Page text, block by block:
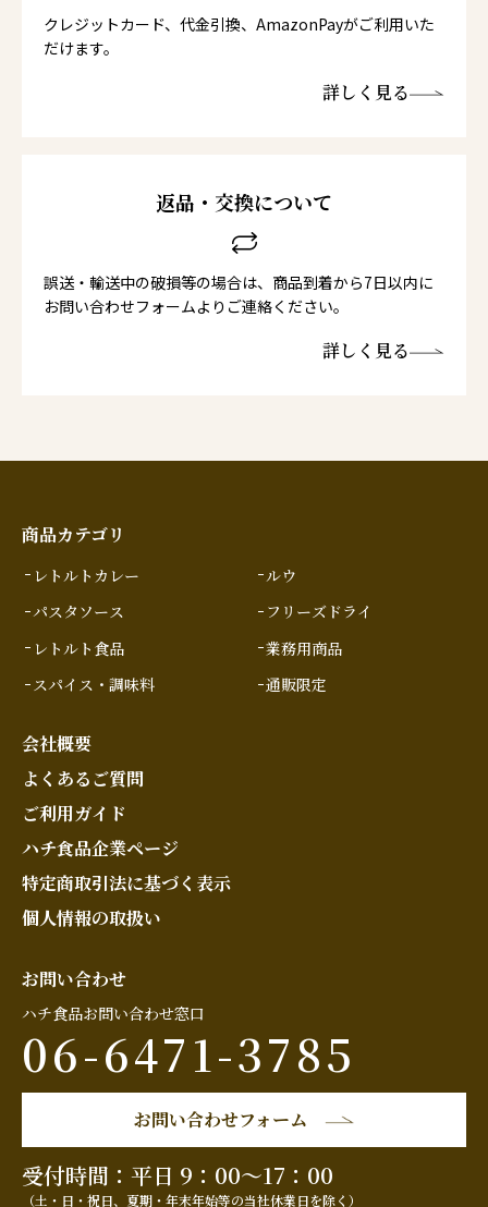
クレジットカード、代金引換、AmazonPayがご利用いた
だけます。
詳しく見る
返品・交換について
誤送・輸送中の破損等の場合は、商品到着から7日以内に
お問い合わせフォームよりご連絡ください。
詳しく見る
商品カテゴリ
レトルトカレー
パスタソース
レトルト食品
スパイス・調味料
ルウ
フリーズドライ
業務用商品
通販限定
会社概要
よくあるご質問
ご利用ガイド
ハチ食品企業ページ
特定商取引法に基づく表示
個人情報の取扱い
お問い合わせ
ハチ食品お問い合わせ窓口
06-6471-3785
お問い合わせフォーム
受付時間：平日 9：00～17：00
（土・日・祝日、夏期・年末年始等の当社休業日を除く）